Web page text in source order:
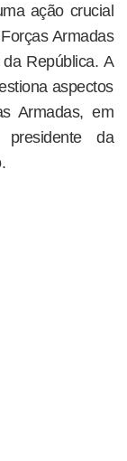
ação crucial
Armadas
República. A
aspectos
Armadas, em
da